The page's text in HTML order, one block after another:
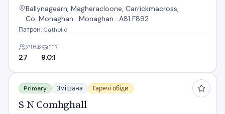
Ballynagearn, Magheracloone, Carrickmacross,
Co. Monaghan · Monaghan · A81 F892
Патрон: Catholic
УЧНІВ
27
PTR
9.0:1
S N Comhghall
Primary Змішана Гарячі обіди
S N Comhghall